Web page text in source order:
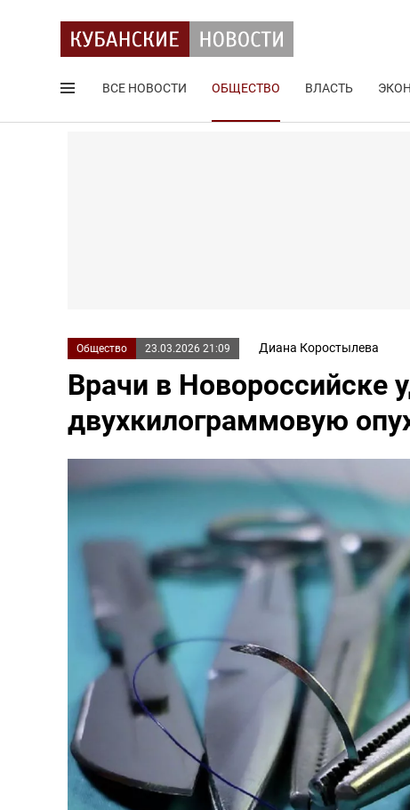
ВСЕ НОВОСТИ ОБЩЕСТВО ВЛАСТЬ
Общество 23.03.2026 21:09 Диана Коростылева
Врачи в Новороссийске
двухкилограммовую